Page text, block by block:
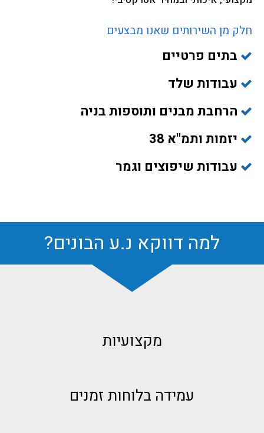
חלק מן השירותים שאנו מבצעים
בתים פרטיים
עבודות שלד
הרחבת מבנים ותוספות בניה
יזמות ותמ"א 38
עבודות שיפוצים וגמר
למה דווקא נ.ע הבונים?
מקצועיות
עמידה בלוחות זמנים